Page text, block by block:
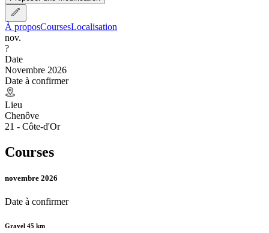
À proposCoursesLocalisation
nov.
?
Date
Novembre 2026
Date à confirmer
Lieu
Chenôve
21 - Côte-d'Or
Courses
novembre 2026
Date à confirmer
Gravel 45 km